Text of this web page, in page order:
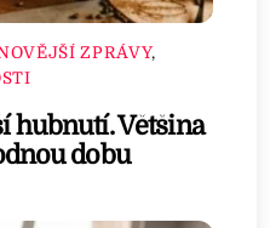
ZPRÁVY,
hubnutí. Většina
dobu